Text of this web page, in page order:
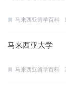
马来西亚留学百科
马来西亚大学
马来西亚留学百科